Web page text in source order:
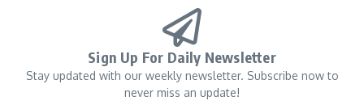
Sign Up For Daily Newsletter
Stay updated with our weekly newsletter. Subscribe now to
never miss an update!